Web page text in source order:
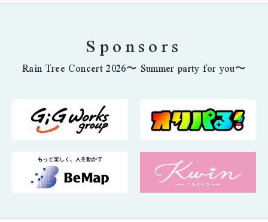
Sponsors
Rain Tree Concert 2026〜 Summer party for you〜